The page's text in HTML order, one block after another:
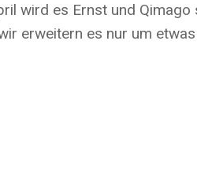
wird es Ernst und
erweitern es nur um